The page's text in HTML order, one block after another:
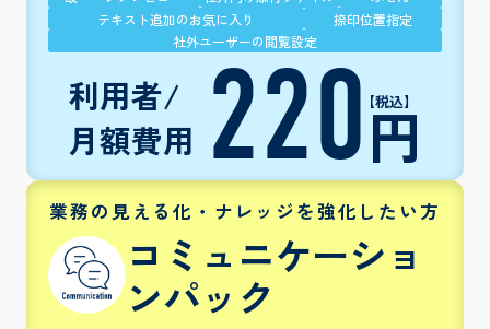
テキスト追加のお気に入り
捺印位置指定
社外ユーザーの閲覧設定
利用者/
月額費用 220 【税込】
円
業務の見える化・ナレッジを強化したい方
コミュニケーショ
ンパック